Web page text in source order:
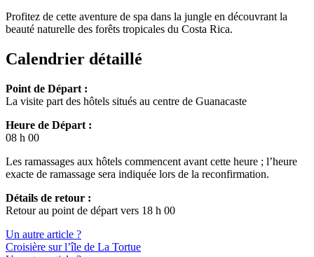
Profitez de cette aventure de spa dans la jungle en découvrant la
beauté naturelle des forêts tropicales du Costa Rica.
Calendrier détaillé
Point de Départ :
La visite part des hôtels situés au centre de Guanacaste
Heure de Départ :
08 h 00
Les ramassages aux hôtels commencent avant cette heure ; l’heure
exacte de ramassage sera indiquée lors de la reconfirmation.
Détails de retour :
Retour au point de départ vers 18 h 00
Un autre article ?
Croisière sur l’île de La Tortue